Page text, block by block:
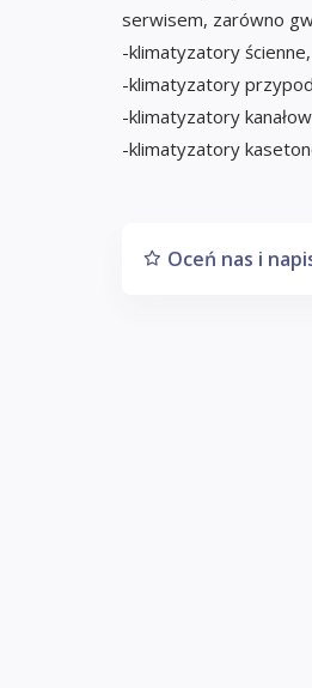
serwisem, zarówno
-klimatyzatory ścienne,
-klimatyzatory
-klimatyzatory
-klimatyzatory
Oceń nas i